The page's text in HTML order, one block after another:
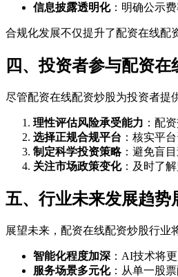
信息披露透明化：明确公示
合规化发展不仅提升了配资在线配
四、投资者参与配资
尽管配资在线配资炒股为投资者提
理性评估风险承受能力 ：配
选择正规合规平台 ：核实平
制定科学投资策略：避免盲
关注市场政策变化：及时了解
五、行业未来发展趋势
展望未来，配资在线配资炒股行业
智能化程度加深 ：AI技术将
服务场景多元化：从单一股